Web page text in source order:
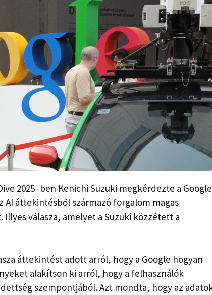
2025 -ben Kenichi Suzuki megkérdezte a Google
AI áttekintésből származó forgalom magas
válasza, amelyet a Suzuki közzétett a
áttekintést adott arról, hogy a Google hogyan
alakítson ki arról, hogy a felhasználók
szempontjából. Azt mondta, hogy az